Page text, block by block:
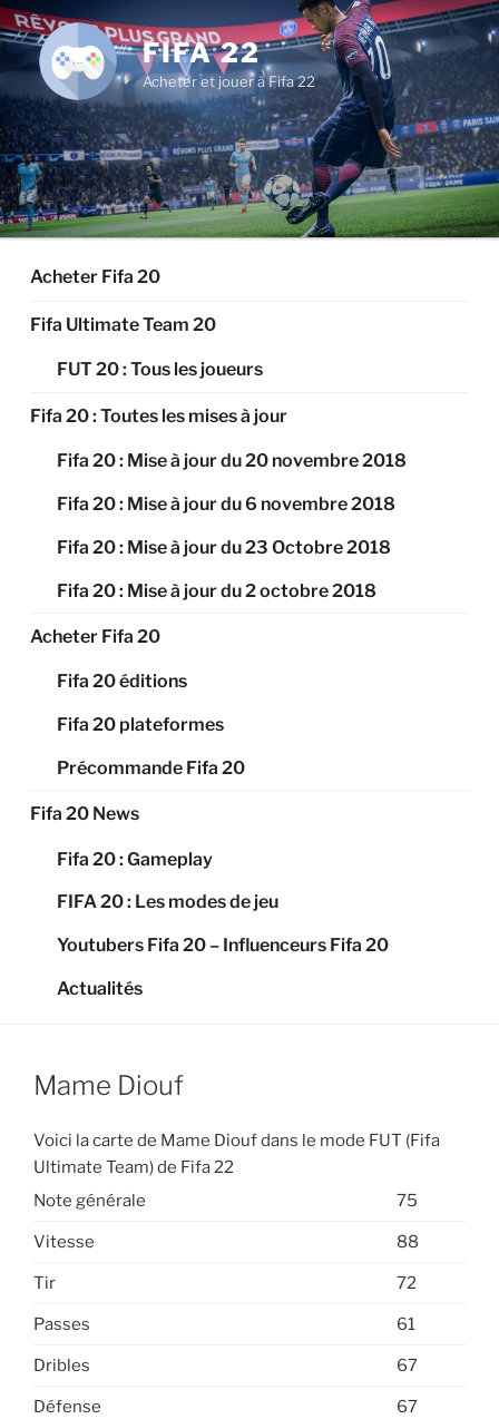
Aller
au
contenu
principal
FIFA 22
Acheter et jouer à Fifa 22
Acheter Fifa 20
Fifa Ultimate Team 20
FUT 20 : Tous les joueurs
Fifa 20 : Toutes les mises à jour
Fifa 20 : Mise à jour du 20 novembre 2018
Fifa 20 : Mise à jour du 6 novembre 2018
Fifa 20 : Mise à jour du 23 Octobre 2018
Fifa 20 : Mise à jour du 2 octobre 2018
Acheter Fifa 20
Fifa 20 éditions
Fifa 20 plateformes
Précommande Fifa 20
Fifa 20 News
Fifa 20 : Gameplay
FIFA 20 : Les modes de jeu
Youtubers Fifa 20 – Influenceurs Fifa 20
Actualités
Mame Diouf
Voici la carte de Mame Diouf dans le mode FUT (Fifa
Ultimate Team) de Fifa 22
Note générale
75
Vitesse 88
Tir 72
Passes 61
Dribles 67
Défense 67